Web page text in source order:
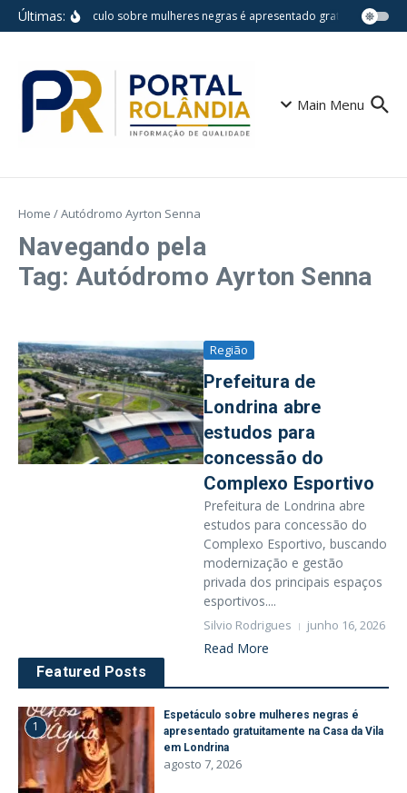
Ir para o conteúdo
Últimas:Espetáculo sobre mulheres negras é apresentado gratuitamente
Main Menu
Home /Autódromo Ayrton Senna
Navegando pela
Tag: Autódromo Ayrton Senna
Região
Prefeitura de
Londrina abre
estudos para
concessão do
Complexo Esportivo
Prefeitura de Londrina abre
estudos para concessão do
Complexo Esportivo, buscando
modernização e gestão
privada dos principais espaços
esportivos....
Silvio Rodrigues junho 16, 2026
Read More
Featured Posts
1
Espetáculo sobre mulheres negras é
apresentado gratuitamente na Casa da Vila
em Londrina
agosto 7, 2026